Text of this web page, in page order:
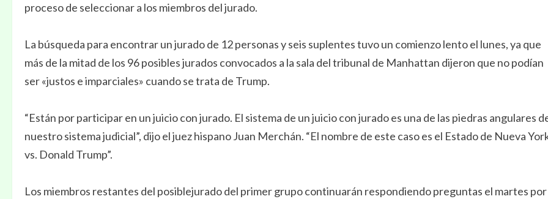
proceso de seleccionar a los miembros del jurado.
La búsqueda para encontrar un jurado de 12 personas y seis suplentes tuvo un comienzo lento el lunes, ya que
más de la mitad de los 96 posibles jurados convocados a la sala del tribunal de Manhattan dijeron que no podían
ser «justos e imparciales» cuando se trata de Trump.
“Están por participar en un juicio con jurado. El sistema de un juicio con jurado es una de las piedras angulares
nuestro sistema judicial”, dijo el juez hispano Juan Merchán. “El nombre de este caso es el Estado de Nueva
vs. Donald Trump”.
Los miembros restantes del posiblejurado del primer grupo continuarán respondiendo preguntas el martes por